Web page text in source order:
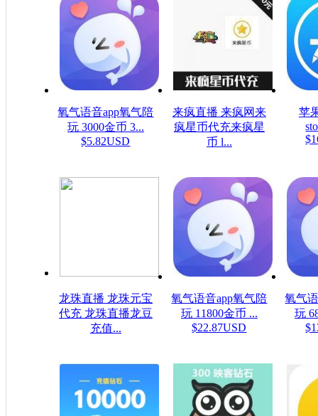
氧气语音app氧气陪
玩 3000金币 3...
$5.82USD
来疯直播 来疯网来
疯星币代充来疯星
币 l...
苹
龙珠直播 龙珠元宝
代充 龙珠直播龙豆
充值...
氧气语音app氧气陪
玩 11800金币 ...
$22.87USD
氧气
玩